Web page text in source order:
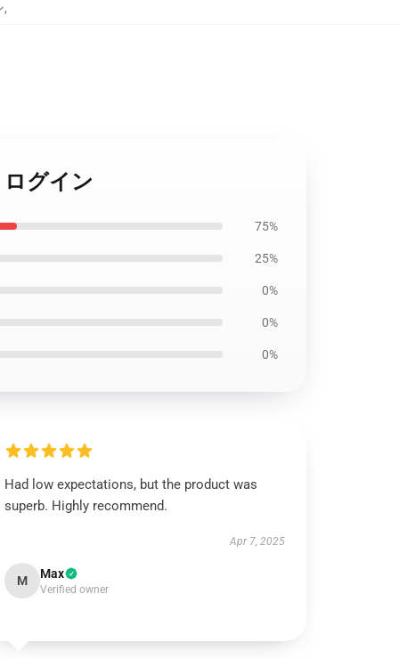
,
グイン
75%
25%
0%
0%
0%
Had low expectations, but the product was
superb. Highly recommend.
Apr 7, 2025
M Max
Verified owner